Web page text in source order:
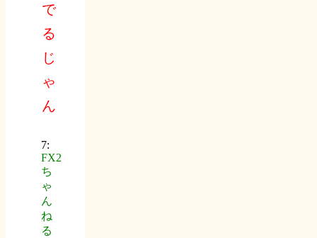
で
る
じ
ゃ
ん
7:
FX2
ち
ゃ
ん
ね
る